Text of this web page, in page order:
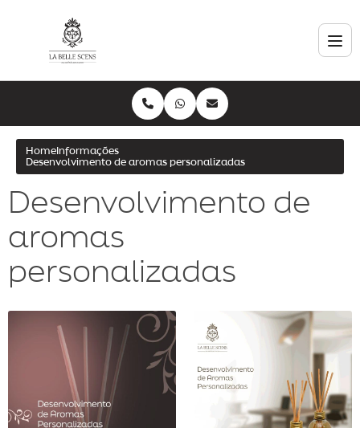
Home Informações
Desenvolvimento de aromas personalizadas
Desenvolvimento de
aromas
personalizadas